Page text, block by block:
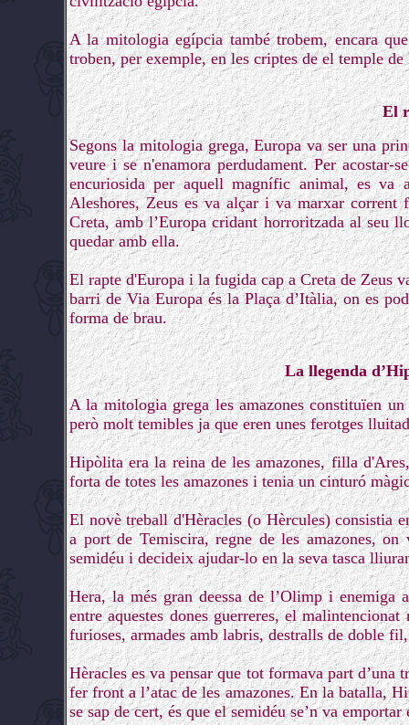
A la mitologia egípcia també trobem, encara
troben, per exemple, en les criptes de el temple
El
Segons la mitologia grega, Europa va ser una
veure i se n'enamora perdudament. Per
encuriosida per aquell magnífic animal, es va
Aleshores, Zeus es va alçar i va marxar
Creta, amb l’Europa cridant horroritzada al seu
quedar amb ella.
El rapte d'Europa i la fugida cap a Creta de Zeus
barri de Via Europa és la Plaça d’Itàlia, on es
forma de brau.
La llegenda
A la mitologia grega les amazones constituïen
però molt temibles ja que eren unes ferotges
Hipòlita era la reina de les amazones, filla
forta de totes les amazones i tenia un cinturó
El novè treball d'Hèracles (o Hèrcules) consistia
a port de Temiscira, regne de les amazones,
semidéu i decideix ajudar-lo en la seva tasca
Hera, la més gran deessa de l’Olimp i enemiga
entre aquestes dones guerreres, el
furioses, armades amb labris, destralls de doble
Hèracles es va pensar que tot formava part
fer front a l’atac de les amazones. En la batalla,
se sap de cert, és que el semidéu se’n va